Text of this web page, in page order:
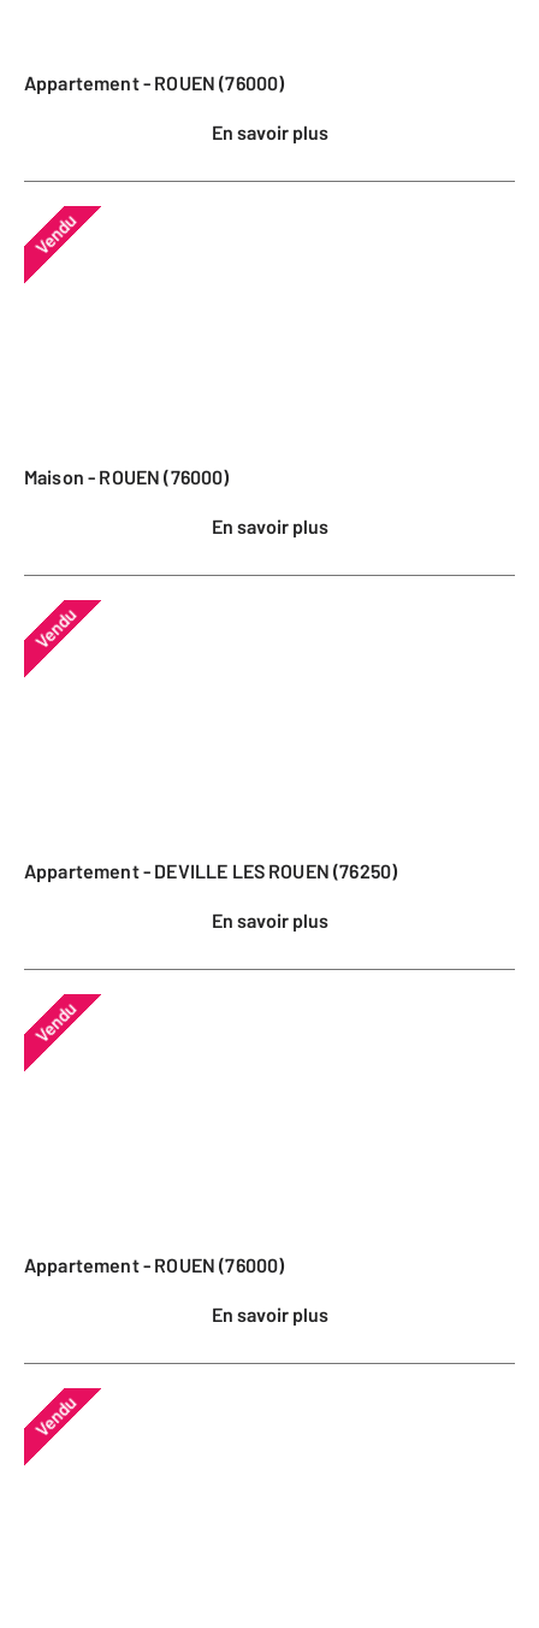
Appartement - ROUEN (76000)
En savoir plus
Vendu
Maison - ROUEN (76000)
En savoir plus
Vendu
Appartement - DEVILLE LES ROUEN (76250)
En savoir plus
Vendu
Appartement - ROUEN (76000)
En savoir plus
Vendu